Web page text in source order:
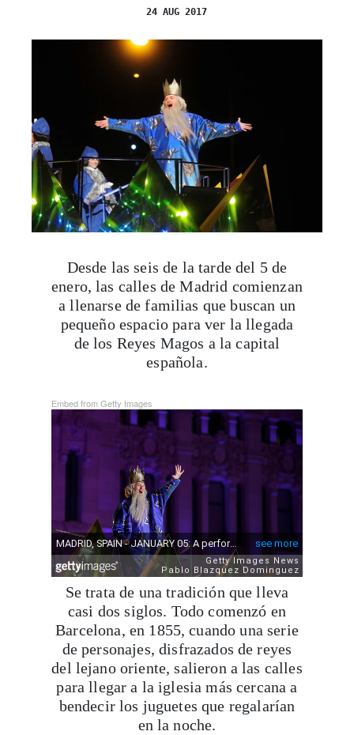
24 AUG 2017
Desde las seis de la tarde del 5 de
enero, las calles de Madrid comienzan
a llenarse de familias que buscan un
pequeño espacio para ver la llegada
de los Reyes Magos a la capital
española.
Embed from Getty Images
Se trata de una tradición que lleva
casi dos siglos. Todo comenzó en
Barcelona, en 1855, cuando una serie
de personajes, disfrazados de reyes
del lejano oriente, salieron a las calles
para llegar a la iglesia más cercana a
bendecir los juguetes que regalarían
en la noche.